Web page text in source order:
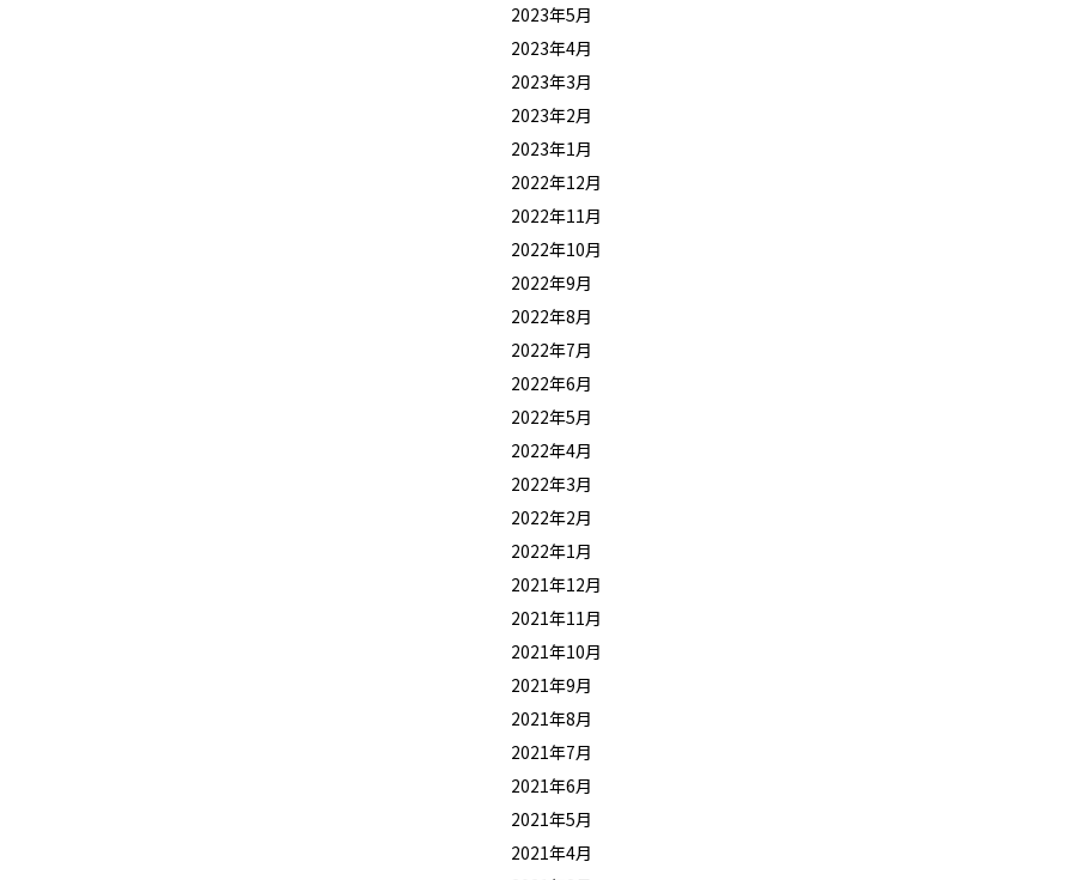
2023年5月
2023年4月
2023年3月
2023年2月
2023年1月
2022年12月
2022年11月
2022年10月
2022年9月
2022年8月
2022年7月
2022年6月
2022年5月
2022年4月
2022年3月
2022年2月
2022年1月
2021年12月
2021年11月
2021年10月
2021年9月
2021年8月
2021年7月
2021年6月
2021年5月
2021年4月